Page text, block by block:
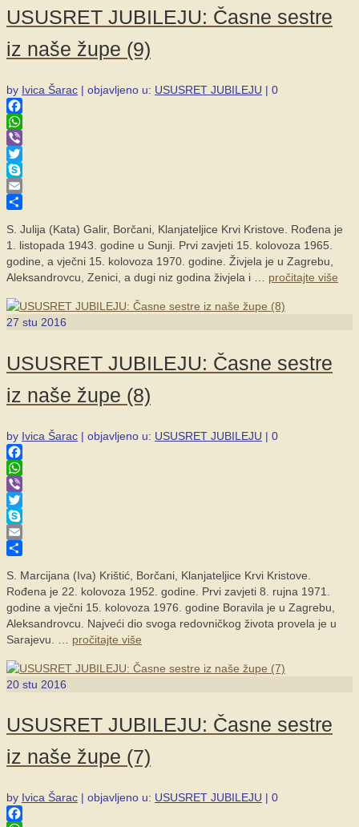
USUSRET JUBILEJU: Časne sestre
iz naše župe (9)
by Ivica Šarac | objavljeno u: USUSRET JUBILEJU | 0
Facebook
WhatsApp
Viber
Twitter
Skype
Email
S. Julija (Kata) Galir, Borčani, Klanjateljice Krvi Kristove. Rođena je
1. listopada 1943. godine u Sunji. Prvi zavjeti 15. kolovoza 1965.
godine, a vječni 15. kolovoza 1970. godine. Živjela je u Zagrebu,
Aleksandrovcu, Zenici, a dugi niz godina živjela i … pročitajte više
27 stu 2016
USUSRET JUBILEJU: Časne sestre
iz naše župe (8)
by Ivica Šarac | objavljeno u: USUSRET JUBILEJU | 0
Facebook
WhatsApp
Viber
Twitter
Skype
Email
S. Marcijana (Iva) Krištić, Borčani, Klanjateljice Krvi Kristove.
Rođena je 22. kolovoza 1952. godine. Prvi zavjeti 8. rujna 1971.
godine a vječni 15. kolovoza 1976. godine Boravila je u Zagrebu,
Aleksandrovcu. Najveći dio svoga redovničkog života provela je u
Sarajevu. … pročitajte više
20 stu 2016
USUSRET JUBILEJU: Časne sestre
iz naše župe (7)
by Ivica Šarac | objavljeno u: USUSRET JUBILEJU | 0